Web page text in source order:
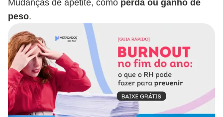
Mudanças de apetite, como perda ou ganho de
peso.